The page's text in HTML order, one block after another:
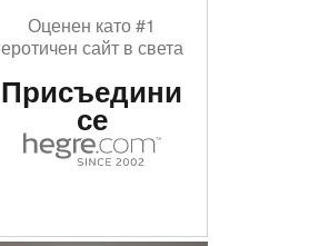
Оценен като #1
еротичен сайт в света
Присъедини
се